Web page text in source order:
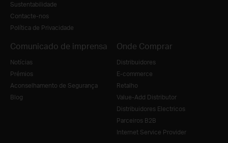
Sustentabilidade
Contacte-nos
Política de Privacidade
Comunicado de imprensa
Notícias
Prémios
Aconselhamento de Segurança
Blog
Onde Comprar
Distribuidores
E-commerce
Retalho
Value-Add Distributor
Distribuidores Electricos
Parceiros B2B
Internet Service Provider